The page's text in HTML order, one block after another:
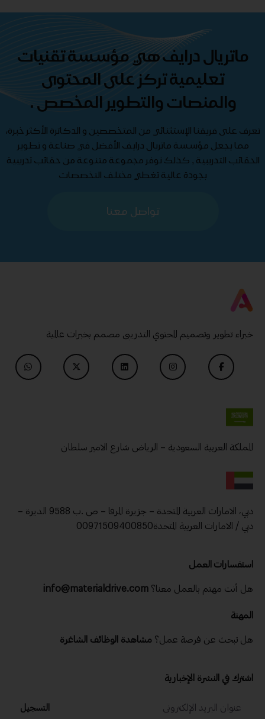
ماتريال درايف هي مؤسسة تقنيات
تعليمية تركز على المحتوى
والمنصات والتطوير المخصص .
تعرف على فريقنا الإستثنائي من المتخصصين و الدكاترة الأكثر خبرة،
مما يجعل مؤسسة ماتريال درايف الأفضل في صناعة و تطوير
الحقائب التدريبية , كذلك نوفر مجموعة متنوعة من حقائب تدريبية
بجودة عالية تغطي مختلف التخصصات
تواصل معنا
خبراء تطوير وتصميم المحتوي التدريبى مصمم بخبرات عالمية
المملكة العربية السعودية – الرياض شارع الامير سلطان
دبي، الامارات العربية المتحدة – جزيرة المرفا – ص .ب 9588 الديرة –
دبي / الامارات العربية المتحدة00971509400850
استفسارات العمل
هل أنت مهتم بالعمل معنا؟ info@materialdrive.com
المهنة
هل تبحث عن فرصة عمل؟ مشاهدة الوظائف الشاغرة
اشترك في النشرة الإخبارية
التسجيل